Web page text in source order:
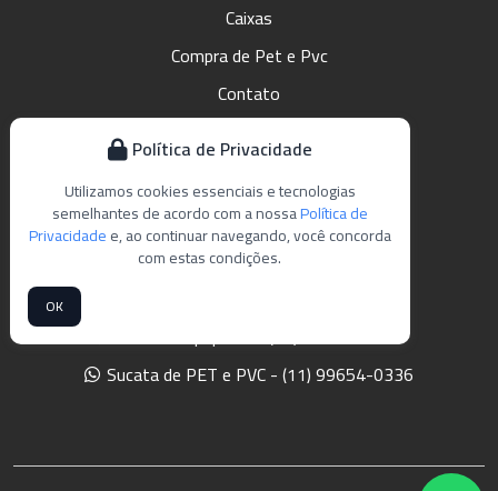
Caixas
Compra de Pet e Pvc
Contato
CONTATO
Caixas de papelão - (11) 97191-1298
Sucata de PET e PVC - (11) 99654-0336
Política de Privacidade
Utilizamos cookies essenciais e tecnologias
semelhantes de acordo com a nossaPolítica de
Privacidadee, ao continuar navegando, você concorda
com estas condições.
OK